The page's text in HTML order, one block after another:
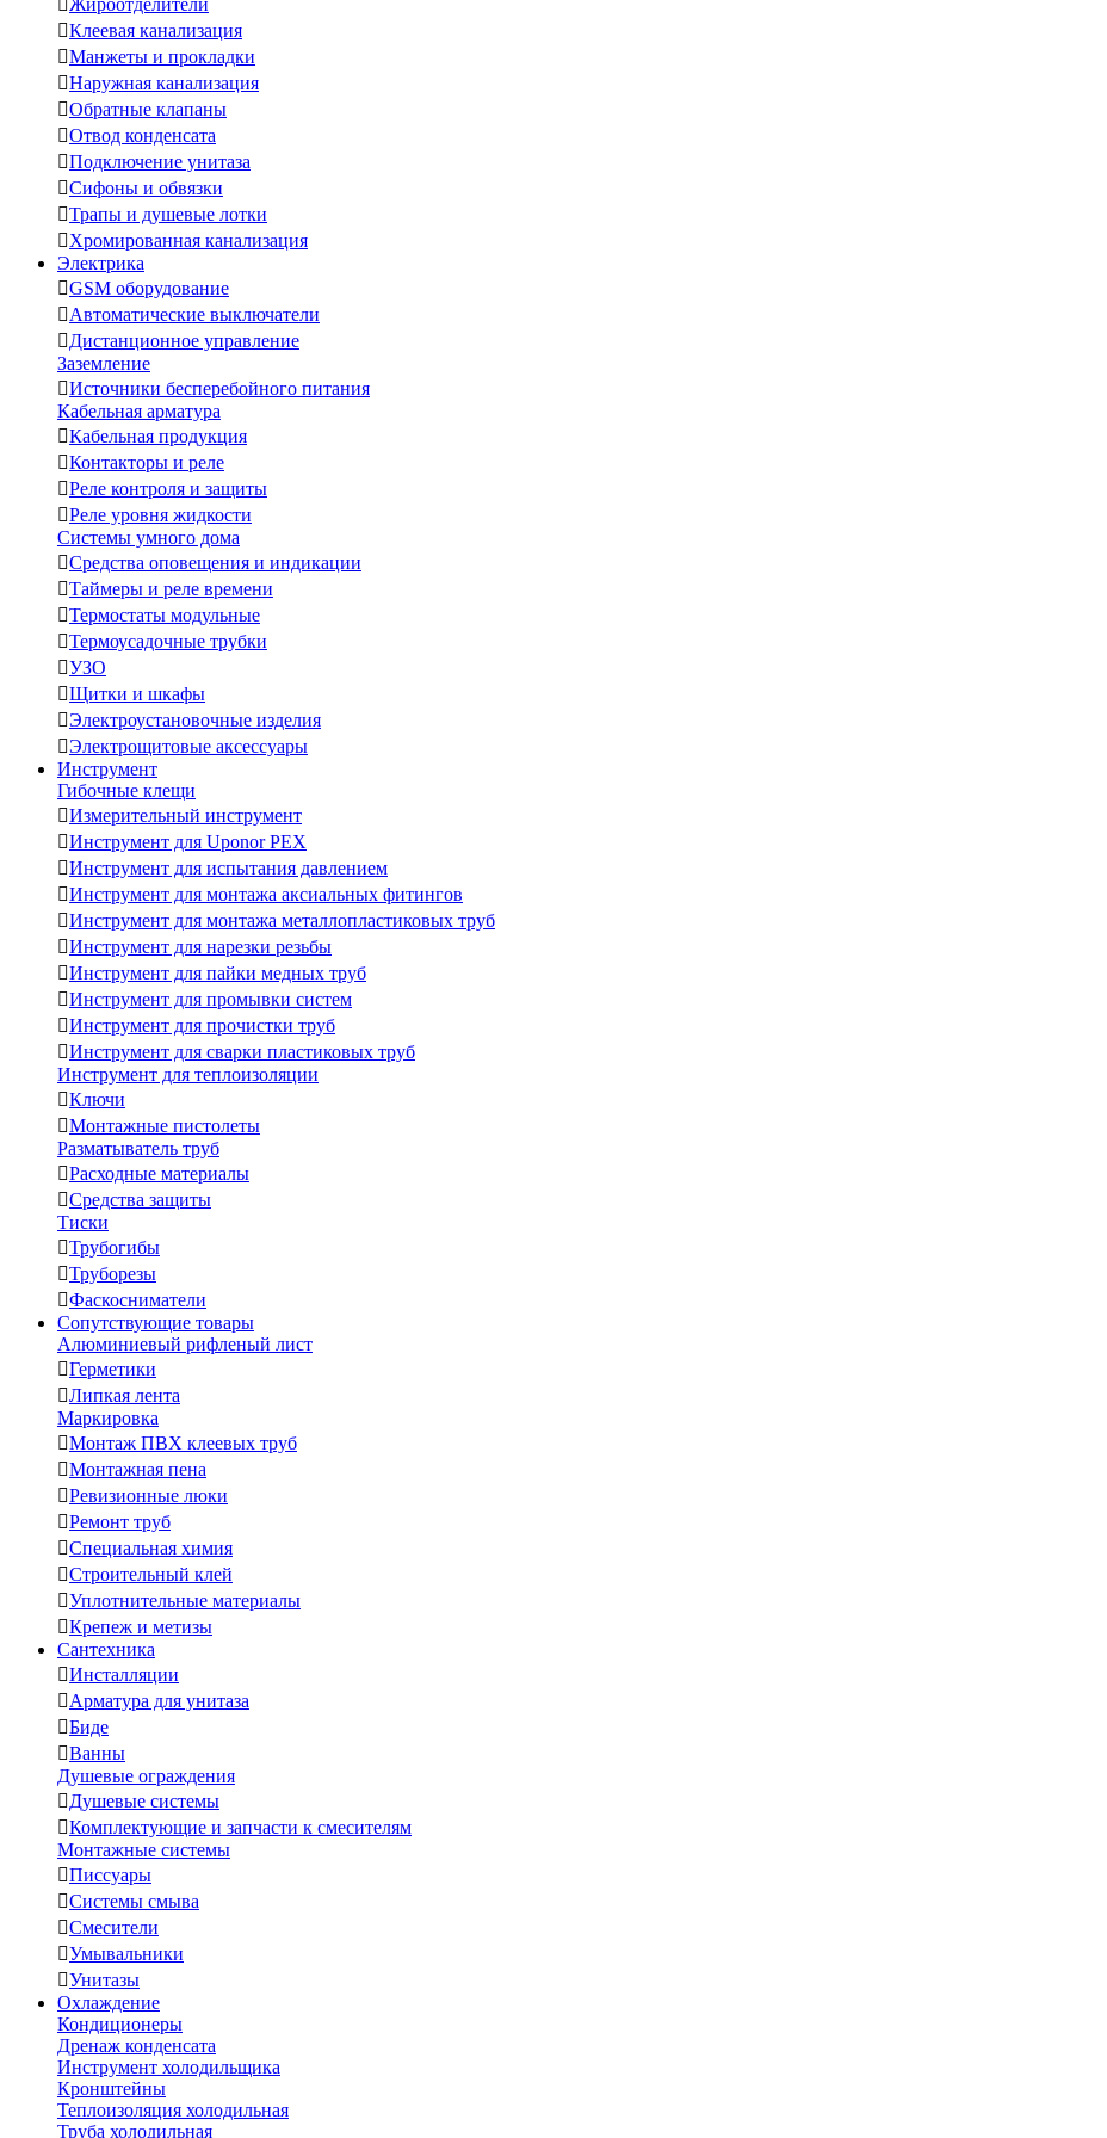
Жироотделители
Клеевая канализация
Манжеты и прокладки
Наружная канализация
Обратные клапаны
Отвод конденсата
Подключение унитаза
Сифоны и обвязки
Трапы и душевые лотки
Хромированная канализация
Электрика
GSM оборудование
Автоматические выключатели
Дистанционное управление
Заземление
Источники бесперебойного питания
Кабельная арматура
Кабельная продукция
Контакторы и реле
Реле контроля и защиты
Реле уровня жидкости
Системы умного дома
Средства оповещения и индикации
Таймеры и реле времени
Термостаты модульные
Термоусадочные трубки
УЗО
Щитки и шкафы
Электроустановочные изделия
Электрощитовые аксессуары
Инструмент
Гибочные клещи
Измерительный инструмент
Инструмент для Uponor PEX
Инструмент для испытания давлением
Инструмент для монтажа аксиальных фитингов
Инструмент для монтажа металлопластиковых труб
Инструмент для нарезки резьбы
Инструмент для пайки медных труб
Инструмент для промывки систем
Инструмент для прочистки труб
Инструмент для сварки пластиковых труб
Инструмент для теплоизоляции
Ключи
Монтажные пистолеты
Разматыватель труб
Расходные материалы
Средства защиты
Тиски
Трубогибы
Труборезы
Фаскосниматели
Сопутствующие товары
Алюминиевый рифленый лист
Герметики
Липкая лента
Маркировка
Монтаж ПВХ клеевых труб
Монтажная пена
Ревизионные люки
Ремонт труб
Специальная химия
Строительный клей
Уплотнительные материалы
Крепеж и метизы
Сантехника
Инсталляции
Арматура для унитаза
Биде
Ванны
Душевые ограждения
Душевые системы
Комплектующие и запчасти к смесителям
Монтажные системы
Писсуары
Системы смыва
Смесители
Умывальники
Унитазы
Охлаждение
Кондиционеры
Дренаж конденсата
Инструмент холодильщика
Кронштейны
Теплоизоляция холодильная
Труба холодильная